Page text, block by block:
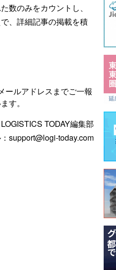
数のみをカウントし、
、詳細記事の掲載を積
ールアドレスまでご一報
す。
LOGISTICS TODAY編集部
support@logi-today.com